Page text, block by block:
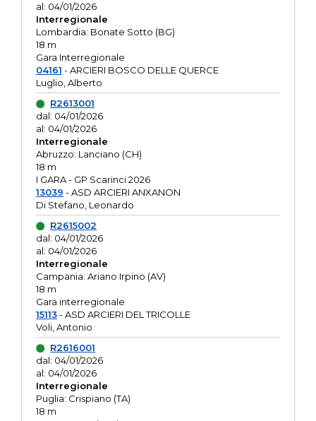
al: 04/01/2026
Interregionale
Lombardia: Bonate Sotto (BG)
18 m
Gara Interregionale
04161 - ARCIERI BOSCO DELLE QUERCE
Luglio, Alberto
R2613001
dal: 04/01/2026
al: 04/01/2026
Interregionale
Abruzzo: Lanciano (CH)
18 m
I GARA - GP Scarinci 2026
13039 - ASD ARCIERI ANXANON
Di Stefano, Leonardo
R2615002
dal: 04/01/2026
al: 04/01/2026
Interregionale
Campania: Ariano Irpino (AV)
18 m
Gara interregionale
15113- ASD ARCIERI DEL TRICOLLE
Voli, Antonio
R2616001
dal: 04/01/2026
al: 04/01/2026
Interregionale
Puglia: Crispiano (TA)
18 m